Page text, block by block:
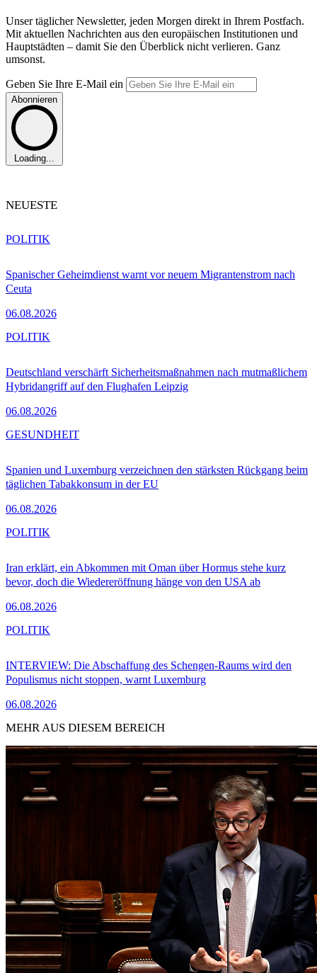
Unser täglicher Newsletter, jeden Morgen direkt in Ihrem Postfach.
Mit aktuellen Nachrichten aus den europäischen Institutionen und
Hauptstädten – damit Sie den Überblick nicht verlieren. Ganz
umsonst.
Geben Sie Ihre E-Mail ein
Abonnieren
Loading...
NEUESTE
Spanischer Geheimdienst warnt vor neuem Migrantenstrom nach
Ceuta
06.08.2026
POLITIK
Deutschland verschärft Sicherheitsmaßnahmen nach mutmaßlichem
Hybridangriff auf den Flughafen Leipzig
06.08.2026
POLITIK
Spanien und Luxemburg verzeichnen den stärksten Rückgang beim
täglichen Tabakkonsum in der EU
06.08.2026
GESUNDHEIT
Iran erklärt, ein Abkommen mit Oman über Hormus stehe kurz
bevor, doch die Wiedereröffnung hänge von den USA ab
06.08.2026
POLITIK
INTERVIEW: Die Abschaffung des Schengen-Raums wird den
Populismus nicht stoppen, warnt Luxemburg
06.08.2026
POLITIK
MEHR AUS DIESEM BEREICH